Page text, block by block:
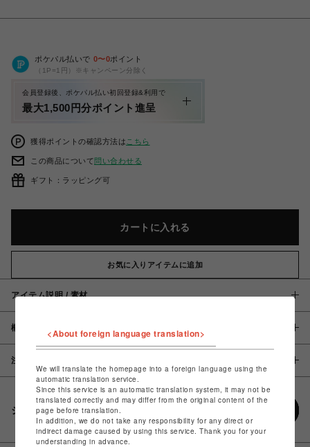
ポケパル払いで 0〜0ポイント
（1P=1円）※キャンペーン分除く
会員登録後、ポケパル払い初回登録&利用で
最大1,500円分ポイント進呈
獲得ポイントの確認方法は こちら
この商品について問い合わせる
ギフト：ラッピング可
カートに入れる
お気に入りアイテムに追加
アイテム説明 / 素材
概要
注意事項
シェアする
<About foreign language translation>
We will translate the homepage into a foreign language using the
automatic translation service.
Since this service is an automatic translation system, it may not be
translated correctly and may differ from the original content of the
page before translation.
In addition, we do not take any responsibility for any direct or
indirect damage caused by using this service. Thank you for your
understanding in advance.